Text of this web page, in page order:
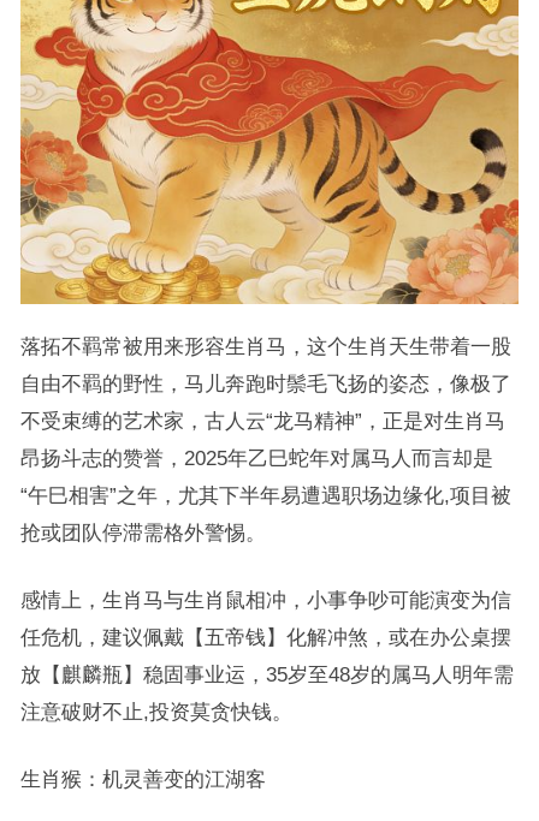
落拓不羁常被用来形容生肖马，这个生肖天生带着一股
自由不羁的野性，马儿奔跑时鬃毛飞扬的姿态，像极了
不受束缚的艺术家，古人云“龙马精神”，正是对生肖马
昂扬斗志的赞誉，2025年乙巳蛇年对属马人而言却是
“午巳相害”之年，尤其下半年易遭遇职场边缘化,项目被
抢或团队停滞需格外警惕。
感情上，生肖马与生肖鼠相冲，小事争吵可能演变为信
任危机，建议佩戴【五帝钱】化解冲煞，或在办公桌摆
放【麒麟瓶】稳固事业运，35岁至48岁的属马人明年需
注意破财不止,投资莫贪快钱。
生肖猴：机灵善变的江湖客